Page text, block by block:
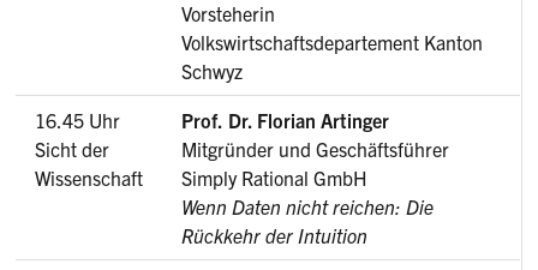
Vorsteherin
Volkswirtschaftsdepartement Kanton
Schwyz
16.45 Uhr
Sicht der
Wissenschaft
Prof. Dr. Florian Artinger
Mitgründer und Geschäftsführer
Simply Rational GmbH
Wenn Daten nicht reichen: Die
Rückkehr der Intuition